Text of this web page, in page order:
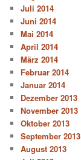
Juli 2014
Juni 2014
Mai 2014
April 2014
März 2014
Februar 2014
Januar 2014
Dezember 2013
November 2013
Oktober 2013
September 2013
August 2013